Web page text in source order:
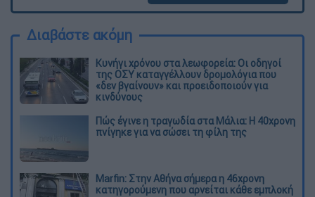
Διαβάστε ακόμη
Κυνήγι χρόνου στα λεωφορεία: Οι οδηγοί
της ΟΣΥ καταγγέλλουν δρομολόγια που
«δεν βγαίνουν» και προειδοποιούν για
κινδύνους
Πώς έγινε η τραγωδία στα Μάλια: Η 40χρονη
πνίγηκε για να σώσει τη φίλη της
Marfin: Στην Αθήνα σήμερα η 46χρονη
κατηγορούμενη που αρνείται κάθε εμπλοκή